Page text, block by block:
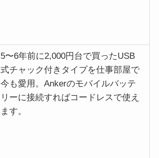
5〜6年前に2,000円台で買ったUSB
式チャック付きタイプを仕事部屋で
今も愛用。Ankerのモバイルバッテ
リーに接続すればコードレスで使え
ます。